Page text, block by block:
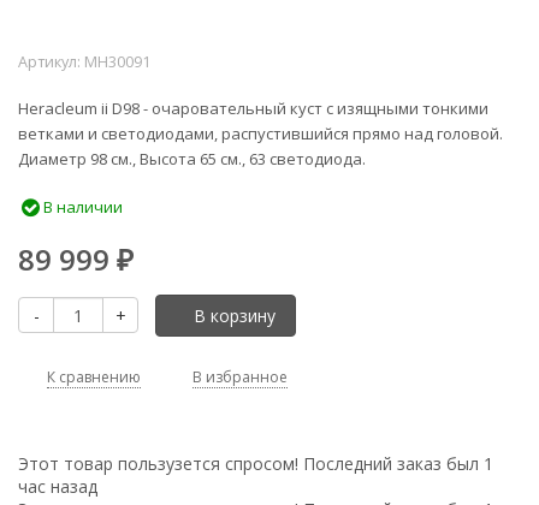
Артикул: MH30091
Heracleum ii D98 - очаровательный куст с изящными тонкими
ветками и светодиодами, распустившийся прямо над головой.
Диаметр 98 см., Высота 65 см., 63 светодиода.
В наличии
89 999 ₽
- + В корзину
К сравнению В избранное
Этот товар пользузется спросом! Последний заказ был 1
час назад